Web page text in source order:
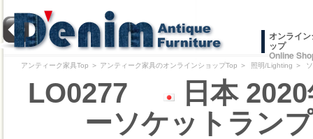
オンライ
ップ
Online
アンティーク家具Top ＞ アンティーク家具のオンラインショップTop ＞ 照明/Lighting ＞
LO0277
日本
ーソケットラン